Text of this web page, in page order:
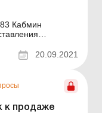
Кабмин
инфраструктуры,
техники
20.09.2021
к продаже